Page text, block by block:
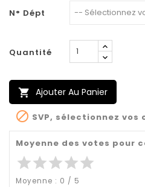
N° Dépt
Quantité
 Ajouter Au Panier
 SVP, sélectionnez vos
Moyenne des votes pour
starstarstarstarstar
Moyenne : 0 / 5